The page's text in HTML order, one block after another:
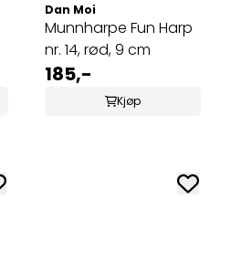
Dan Moi
Munnharpe Fun Harp
nr. 14, rød, 9 cm
185,-
Kjøp